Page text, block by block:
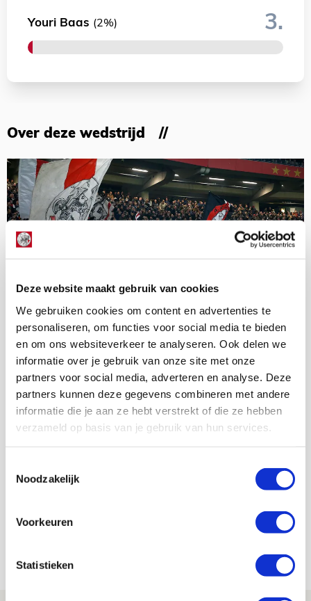
Deze website maakt gebruik van cookies
We gebruiken cookies om content en advertenties te
personaliseren, om functies voor social media te bieden
en om ons websiteverkeer te analyseren. Ook delen we
informatie over je gebruik van onze site met onze
partners voor social media, adverteren en analyse. Deze
partners kunnen deze gegevens combineren met andere
informatie die je aan ze hebt verstrekt of die ze hebben
verzameld op basis van je gebruik van hun services.
Noodzakelijk
Voorkeuren
Statistieken
Youri Baas (2%) 3.
Over deze wedstrijd
Spelers komen en gaan, maar wij
blijven altijd staan
Transferperiodes brengen volop afleiding en
onrust. Dat werd eens te meer duidelijk rondom
de thuiswedstrijd tegen Galatasaray SK (2-1). Met
de klassieker in aantocht, is het essentieel de rijen